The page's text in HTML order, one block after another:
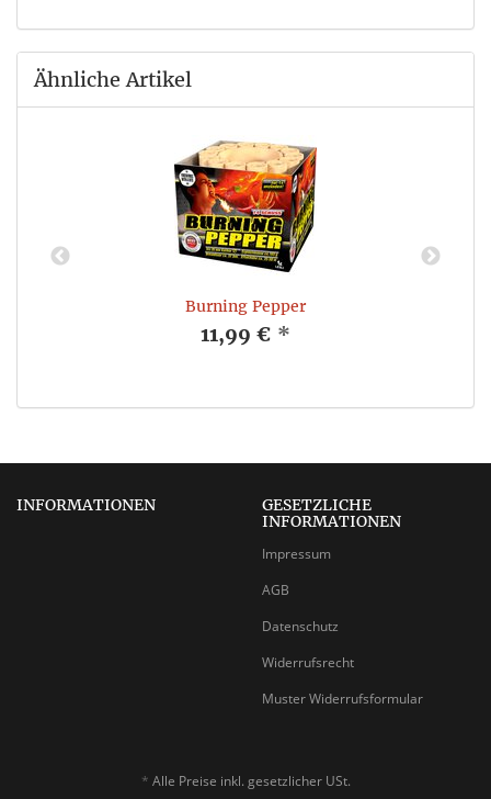
Ähnliche Artikel
Burning Pepper
11,99 € *
INFORMATIONEN
GESETZLICHE
INFORMATIONEN
Impressum
AGB
Datenschutz
Widerrufsrecht
Muster Widerrufsformular
* Alle Preise inkl. gesetzlicher USt.